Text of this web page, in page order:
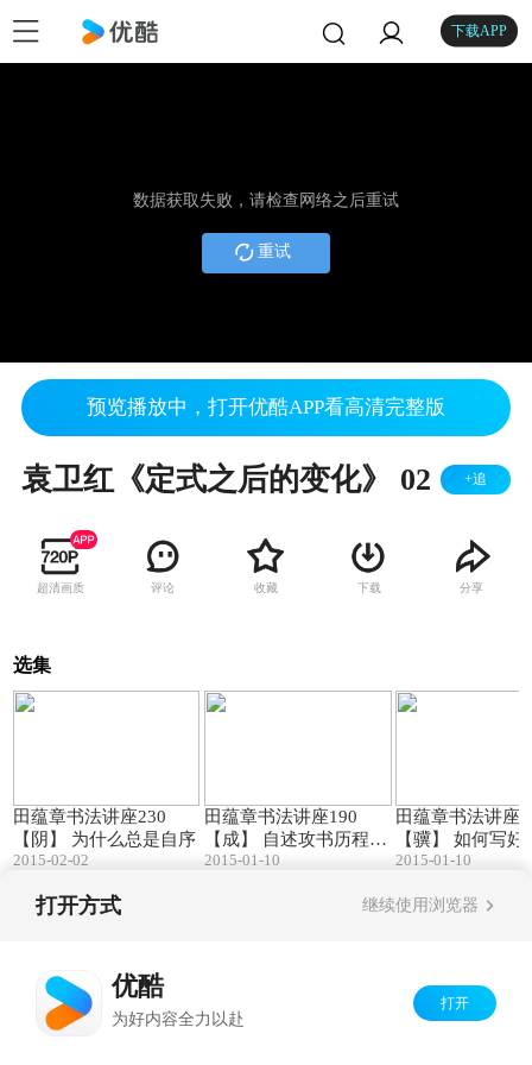
下载APP
数据获取失败，请检查网络之后重试
重试
预览播放中，打开优酷APP看高清完整版
袁卫红《定式之后的变化》 02 +追
超清画质 评论 收藏 下载 分享
选集
田蕴章书法讲座230
【阴】 为什么总是自序
2015-02-02
田蕴章书法讲座190
【成】 自述攻书历程
(一)
2015-01-10
田蕴章书法讲座
【骥】 如何写好
字
2015-01-10
打开方式 继续使用浏览器
优酷
为好内容全力以赴
打开